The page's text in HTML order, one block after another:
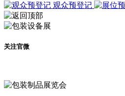
观众预登记
关注官微